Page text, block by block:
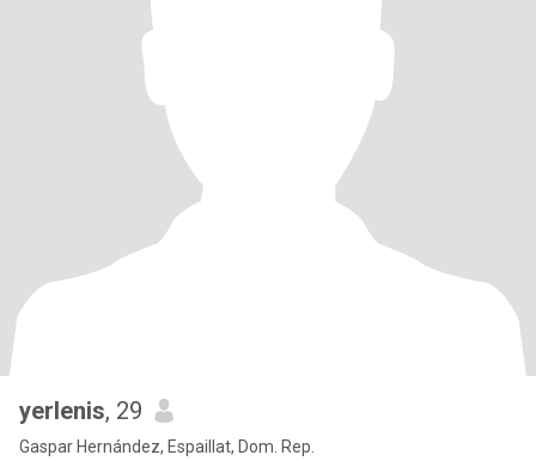
yerlenis, 29
Gaspar Hernández, Espaillat, Dom. Rep.